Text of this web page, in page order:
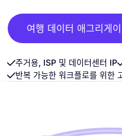
여행 데이터 애그리게
주거용, ISP 및 데이터센터 IP
반복 가능한 워크플로를 위한